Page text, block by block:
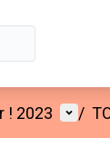
! 2023 Menu
/